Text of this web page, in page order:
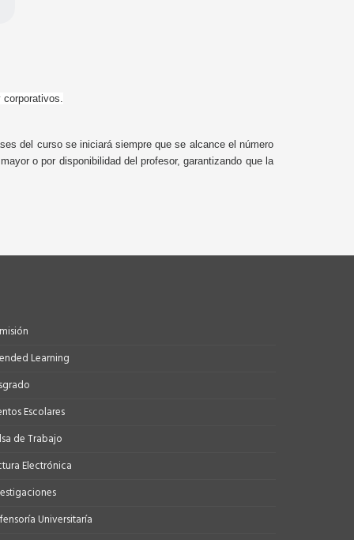
corporativos.
del curso se iniciará siempre que se alcance el número
o por disponibilidad del profesor, garantizando que la
Learning
Escolares
de Trabajo
Electrónica
Universitaría